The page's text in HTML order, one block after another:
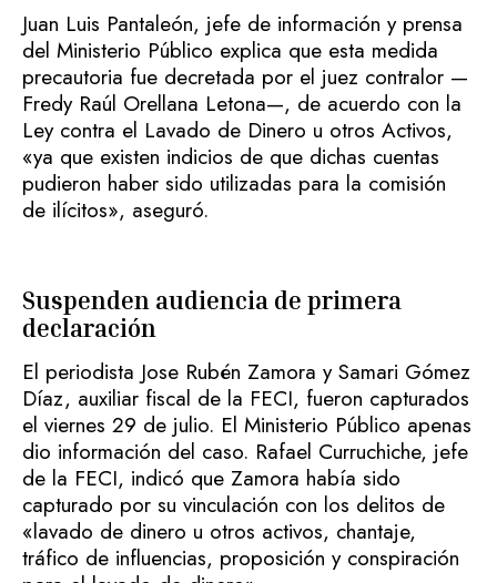
Juan Luis Pantaleón, jefe de información y prensa
del Ministerio Público explica que esta medida
precautoria fue decretada por el juez contralor —
Fredy Raúl Orellana Letona—, de acuerdo con la
Ley contra el Lavado de Dinero u otros Activos,
«ya que existen indicios de que dichas cuentas
pudieron haber sido utilizadas para la comisión
de ilícitos», aseguró.
Suspenden audiencia de primera
declaración
El periodista Jose Rubén Zamora y Samari Gómez
Díaz, auxiliar fiscal de la FECI, fueron capturados
el viernes 29 de julio. El Ministerio Público apenas
dio información del caso. Rafael Curruchiche, jefe
de la FECI, indicó que Zamora había sido
capturado por su vinculación con los delitos de
«lavado de dinero u otros activos, chantaje,
tráfico de influencias, proposición y conspiración